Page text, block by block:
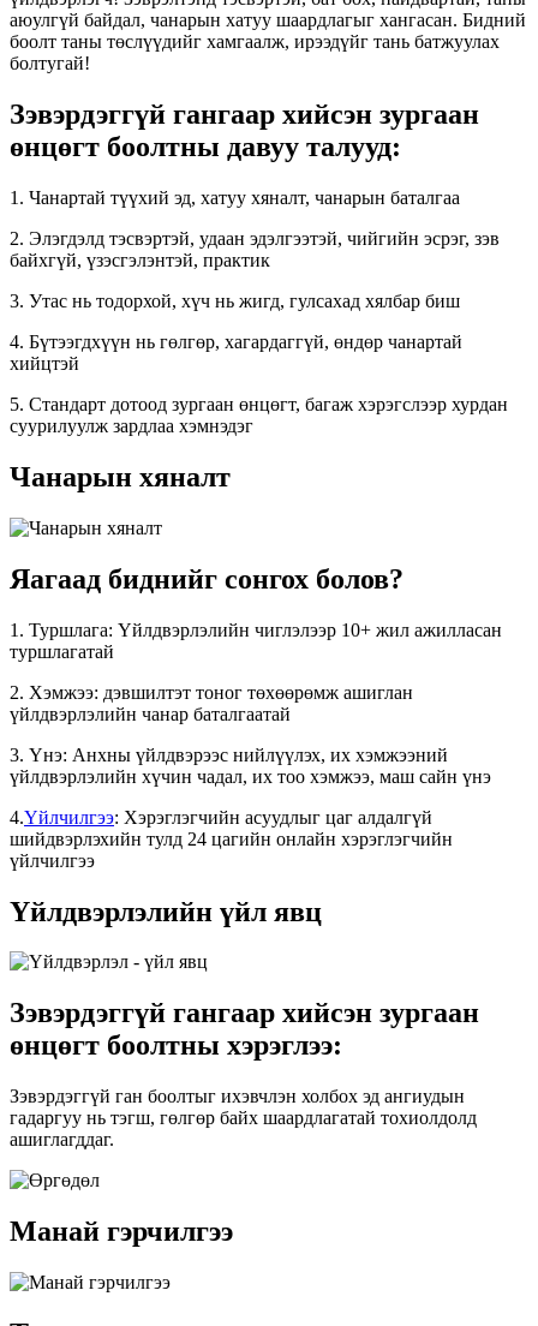
аюулгүй байдал, чанарын хатуу шаардлагыг хангасан. Бидний
боолт таны төслүүдийг хамгаалж, ирээдүйг тань батжуулах
болтугай!
Зэвэрдэггүй гангаар хийсэн зургаан
өнцөгт боолтны давуу талууд:
1. Чанартай түүхий эд, хатуу хяналт, чанарын баталгаа
2. Элэгдэлд тэсвэртэй, удаан эдэлгээтэй, чийгийн эсрэг, зэв
байхгүй, үзэсгэлэнтэй, практик
3. Утас нь тодорхой, хүч нь жигд, гулсахад хялбар биш
4. Бүтээгдхүүн нь гөлгөр, хагардаггүй, өндөр чанартай
хийцтэй
5. Стандарт дотоод зургаан өнцөгт, багаж хэрэгслээр хурдан
суурилуулж зардлаа хэмнэдэг
Чанарын хяналт
Яагаад биднийг сонгох болов?
1. Туршлага: Үйлдвэрлэлийн чиглэлээр 10+ жил ажилласан
туршлагатай
2. Хэмжээ: дэвшилтэт тоног төхөөрөмж ашиглан
үйлдвэрлэлийн чанар баталгаатай
3. Үнэ: Анхны үйлдвэрээс нийлүүлэх, их хэмжээний
үйлдвэрлэлийн хүчин чадал, их тоо хэмжээ, маш сайн үнэ
4.Үйлчилгээ: Хэрэглэгчийн асуудлыг цаг алдалгүй
шийдвэрлэхийн тулд 24 цагийн онлайн хэрэглэгчийн
үйлчилгээ
Үйлдвэрлэлийн үйл явц
Зэвэрдэггүй гангаар хийсэн зургаан
өнцөгт боолтны хэрэглээ:
Зэвэрдэггүй ган боолтыг ихэвчлэн холбох эд ангиудын
гадаргуу нь тэгш, гөлгөр байх шаардлагатай тохиолдолд
ашиглагддаг.
Манай гэрчилгээ